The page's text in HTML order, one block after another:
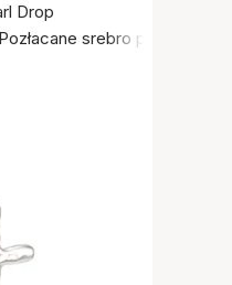
Drop
srebro próby 925